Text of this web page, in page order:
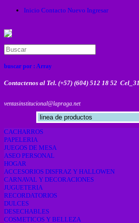
Inicio Contacto Nuevo Ingresar
buscar por : Array
Contactenos al Tel. (+57) (604) 512 18 52
ventasinstitucional@lapraga.net
CACHARROS
PAPELERIA
JUEGOS DE MESA
ASEO PERSONAL
HOGAR
ACCESORIOS DISFRAZ Y HALLOWEN
CARNAVAL Y DECORACIONES
JUGUETERIA
RECORDATORIOS
DULCES
DESECHABLES
COSMETICOS Y BELLEZA